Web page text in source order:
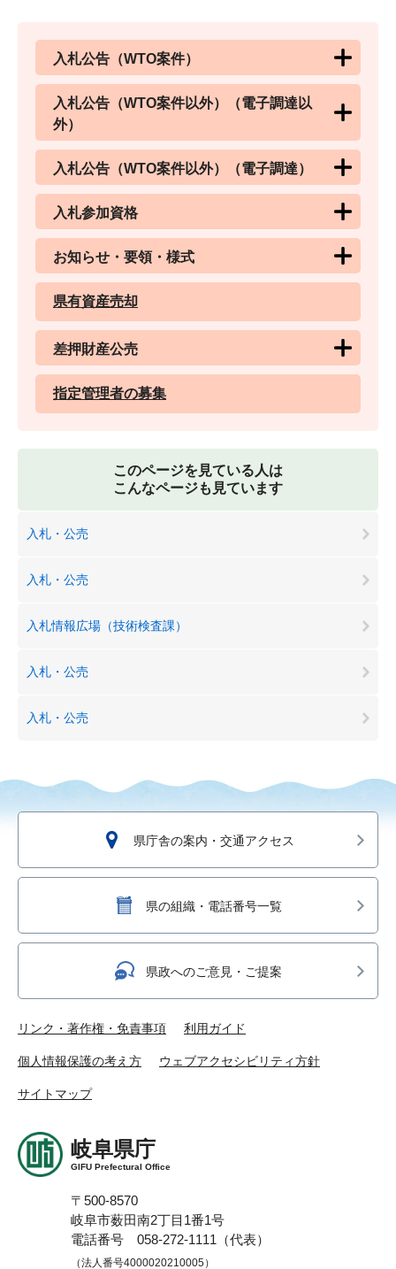
入札公告（WTO案件）
入札公告（WTO案件以外）（電子調達以
外）
入札公告（WTO案件以外）（電子調達）
入札参加資格
お知らせ・要領・様式
県有資産売却
差押財産公売
指定管理者の募集
このページを見ている人は
こんなページも見ています
入札・公売
入札・公売
入札情報広場（技術検査課）
入札・公売
入札・公売
県庁舎の案内・交通アクセス
県の組織・電話番号一覧
県政へのご意見・ご提案
リンク・著作権・免責事項 利用ガイド
個人情報保護の考え方 ウェブアクセシビリティ方針
サイトマップ
岐阜県庁
GIFU Prefectural Office
〒500-8570
岐阜市薮田南2丁目1番1号
電話番号 058-272-1111（代表）
（法人番号4000020210005）